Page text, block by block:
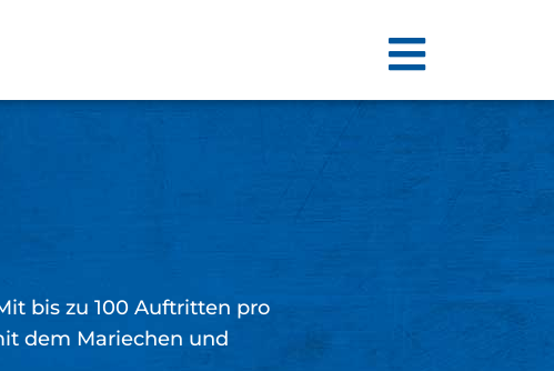
bis zu 100 Auftritten pro
dem Mariechen und